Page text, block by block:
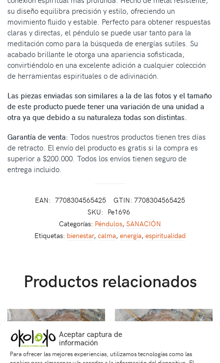
Aceptar captura de
información
Para ofrecer las mejores experiencias, utilizamos tecnologías como las
su diseño equilibra precisión y estilo, ofreciendo un
movimiento fluido y estable. Perfecto para obtener respuestas
claras y directas, el péndulo se puede usar tanto para la
meditación como para la búsqueda de energías sutiles. Su
acabado brillante le otorga una apariencia sofisticada,
convirtiéndolo en una excelente adición a cualquier colección
de herramientas espirituales o de adivinación.
Las piezas enviadas son similares a la de las fotos y el tamaño
de este producto puede tener una variación de una unidad a
otra ya que debido a su naturaleza todas son distintas.
Garantía de venta: Todos nuestros productos tienen tres días
de retracto. El envío del producto es gratis si la compra es
superior a $200.000. Todos los envíos tienen seguro de
entrega incluido.
EAN: 7708304565425
GTIN: 7708304565425
SKU: Pe1696
Categorías: Péndulos, SANACIÓN
Etiquetas: bienestar, calma, energía, espiritualidad
Productos relacionados